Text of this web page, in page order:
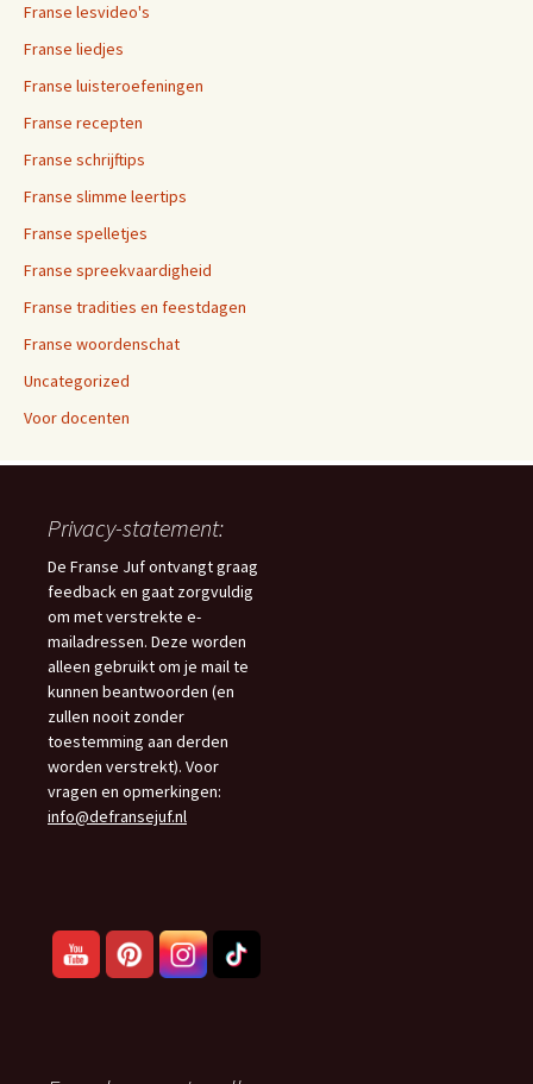
Franse lesvideo's
Franse liedjes
Franse luisteroefeningen
Franse recepten
Franse schrijftips
Franse slimme leertips
Franse spelletjes
Franse spreekvaardigheid
Franse tradities en feestdagen
Franse woordenschat
Uncategorized
Voor docenten
Privacy-statement:
De Franse Juf ontvangt graag
feedback en gaat zorgvuldig
om met verstrekte e-
mailadressen. Deze worden
alleen gebruikt om je mail te
kunnen beantwoorden (en
zullen nooit zonder
toestemming aan derden
worden verstrekt). Voor
vragen en opmerkingen:
info@defransejuf.nl